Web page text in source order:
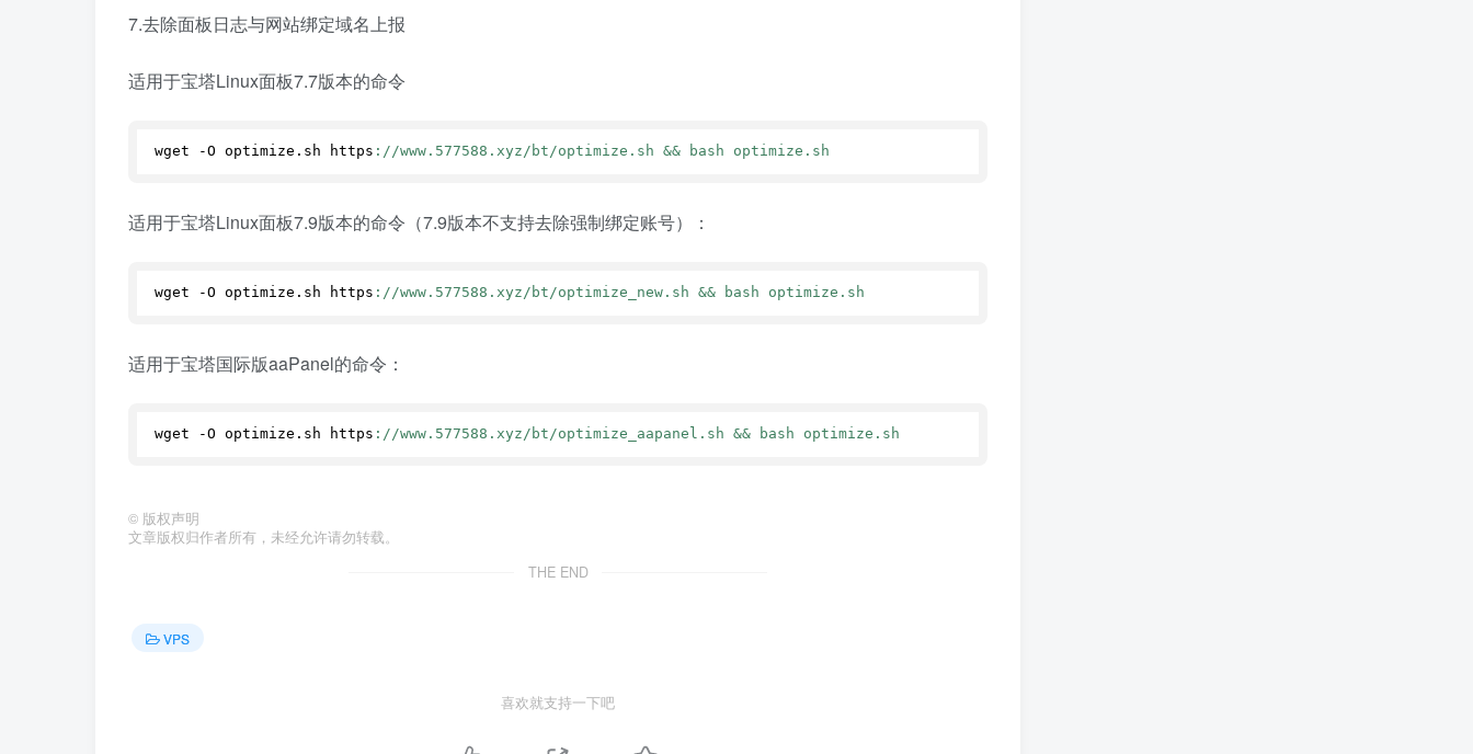
7.去除面板日志与网站绑定域名上报
适用于宝塔Linux面板7.7版本的命令
wget -O optimize. sh https ://www.577588.xyz/bt/optimize.sh && bash optimize.sh
适用于宝塔Linux面板7.9版本的命令（7.9版本不支持去除强制绑定账号）：
wget -O optimize. sh https ://www.577588.xyz/bt/optimize_new.sh && bash optimize.sh
适用于宝塔国际版aaPanel的命令：
wget -O optimize. sh https ://www.577588.xyz/bt/optimize_aapanel.sh && bash optimize.sh
© 版权声明
文章版权归作者所有，未经允许请勿转载。
THE END
VPS
喜欢就支持一下吧